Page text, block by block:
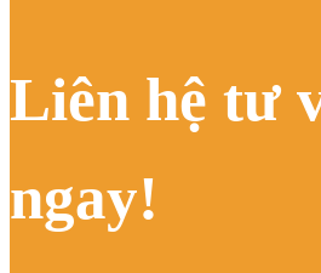
Liên hệ tư
ngay!